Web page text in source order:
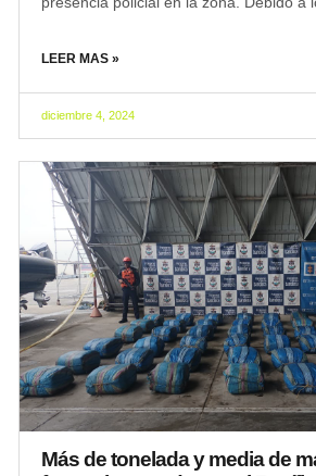
LEER MAS »
diciembre 4, 2024
Más de tonelada y media de